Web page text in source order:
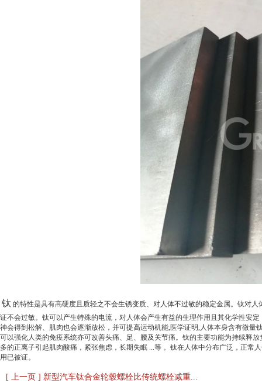
钛 的特性是具有高硬度且质轻之不会生锈变质、对人体不过敏的稳定金属。钛对
证不会过敏。钛可以产生特殊的电流，对人体会产生有益的生理作用且其化学性安
神会得到松解、肌肉也会逐渐放松，并可提高运动机能,医学证明,人体本身含有微
可以强化人类的免疫系统亦可改善头痛、足、腰及关节痛。钛的主要功能为持续释
多的正离子引起肌肉酸痛，紧张焦虑，长期失眠 ...等 。钛在人体中分布广泛，正常
用已被证。
[ 上一页 ] 新型汽车钛合金轮毂螺栓比传统螺栓减重...